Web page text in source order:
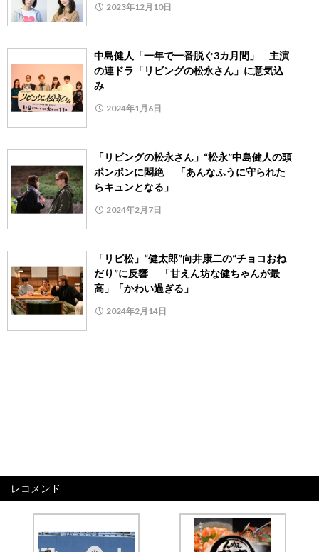
2023年12月10日
中島健人「一年で一番脱ぐ3カ月間」 主演
の連ドラ「リビングの松永さん」に意気込
み
2024年1月6日
「リビングの松永さん」“松永”中島健人の頭
ポンポンに悶絶 「あんなふうに守られた
らキュンとなる」
2024年2月7日
「リビ松」“健太郎”向井康二の“チョコおね
だり”に反響 「甘えん坊な健ちゃんが最
高」「かわい過ぎる」
2024年2月14日
レコメンド